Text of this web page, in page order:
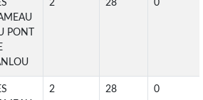
PONT
2 28 0
2 28 0